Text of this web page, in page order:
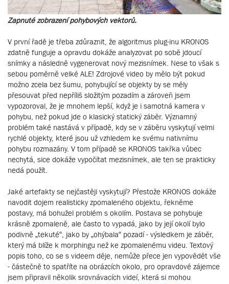
Zapnuté zobrazení pohybových vektorů.
V první řadě je třeba zdůraznit, že algoritmus plug-inu KRONOS
zdatně funguje a opravdu dokáže analyzovat po sobě jdoucí
snímky a následně vygenerovat nový mezisnímek. Nese to však s
sebou poměrně velké ALE! Zdrojové video by mělo být pokud
možno zcela bez šumu, pohybující se objekty by se měly
přesouvat před nepříliš složitým pozadím a zároveň jsem
vypozoroval, že je mnohem lepší, když je i samotná kamera v
pohybu, než pokud jde o klasický statický záběr. Významný
problém také nastává v případě, kdy se v záběru vyskytují velmi
rychlé objekty, které jsou už vzhledem ke svému nativnímu
pohybu rozmazány. V tom případě se KRONOS takřka vůbec
nechytá, sice dokáže vypočítat mezisnímek, ale ten se prakticky
nedá použít.
Jaké artefakty se nejčastěji vyskytují? Přestože KRONOS dokáže
navodit dojem realisticky zpomaleného objektu, řekněme
postavy, má bohužel problém s okolím. Postava se pohybuje
krásně zpomaleně, ale často to vypadá, jako by její okolí bylo
podivně „tekuté“, jako by „ohýbala“ pozadí - výsledkem je záběr,
který má blíže k morphingu než ke zpomalenému videu. Textový
popis toho, co se s videem děje, nemůže přece jen vypovědět vše
- částečně to spatříte na obrázcích okolo, pro opravdové zájemce
jsem připravil několik srovnávacích videí, která si mohou